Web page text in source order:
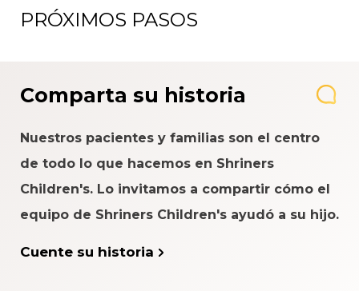
PRÓXIMOS PASOS
Comparta su historia
Nuestros pacientes y familias son el centro
de todo lo que hacemos en Shriners
Children's. Lo invitamos a compartir cómo el
equipo de Shriners Children's ayudó a su hijo.
Cuente su historia